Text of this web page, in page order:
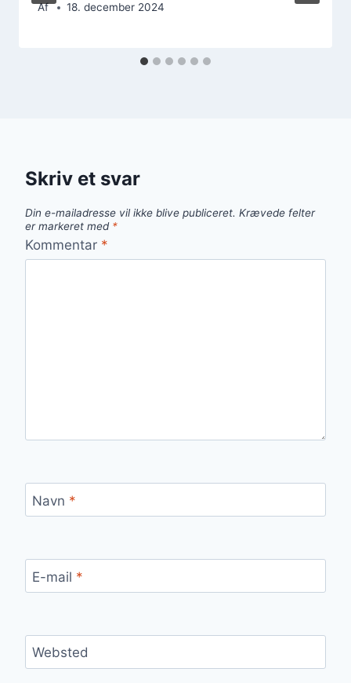
Af 18. december 2024
Skriv et svar
Din e-mailadresse vil ikke blive publiceret. Krævede felter
er markeret med *
Kommentar *
Navn *
E-mail *
Websted